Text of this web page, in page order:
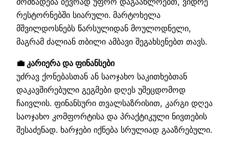
რესტორნებში სიარული. მარტოხელა
მშვილდოსნებს წარსულიდან მოულოდნელი,
მაგრამ ძალიან თბილი ამბავი შეგახსენებთ თავს.
💼 კარიერა და ფინანსები
უძრავ ქონებასთან ან საოჯახო საკითხებთან
დაკავშირებული გეგმები დღეს უშეცდომოდ
ჩაივლის. ფინანსური თვალსაზრისით, კარგი დღეა
საოჯახო კომფორტისა და პრაქტიკული ნივთების
შესაძენად. ხარჯები იქნება სრულიად გააზრებული.